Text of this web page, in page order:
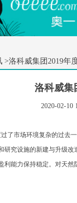
>洛科威集团2019年
洛科威集
2020-02-10
了市场环境复杂的过去
研究设施的新建与升级
利能力保持稳定。对天